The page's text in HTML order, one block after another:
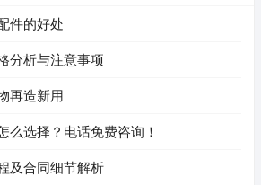
件的好处
分析与注意事项
再造新用
么选择？电话免费咨询！
及合同细节解析